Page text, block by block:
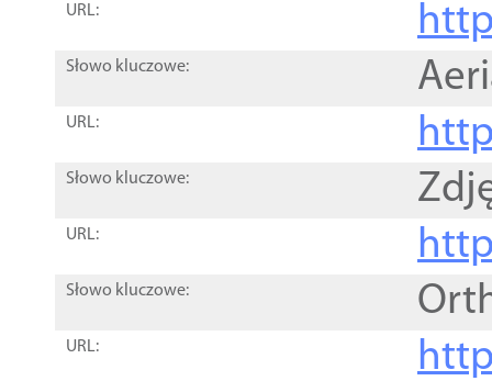
URL:
Słowo kluczowe:
URL:
Słowo kluczowe:
URL:
Słowo kluczowe:
URL: